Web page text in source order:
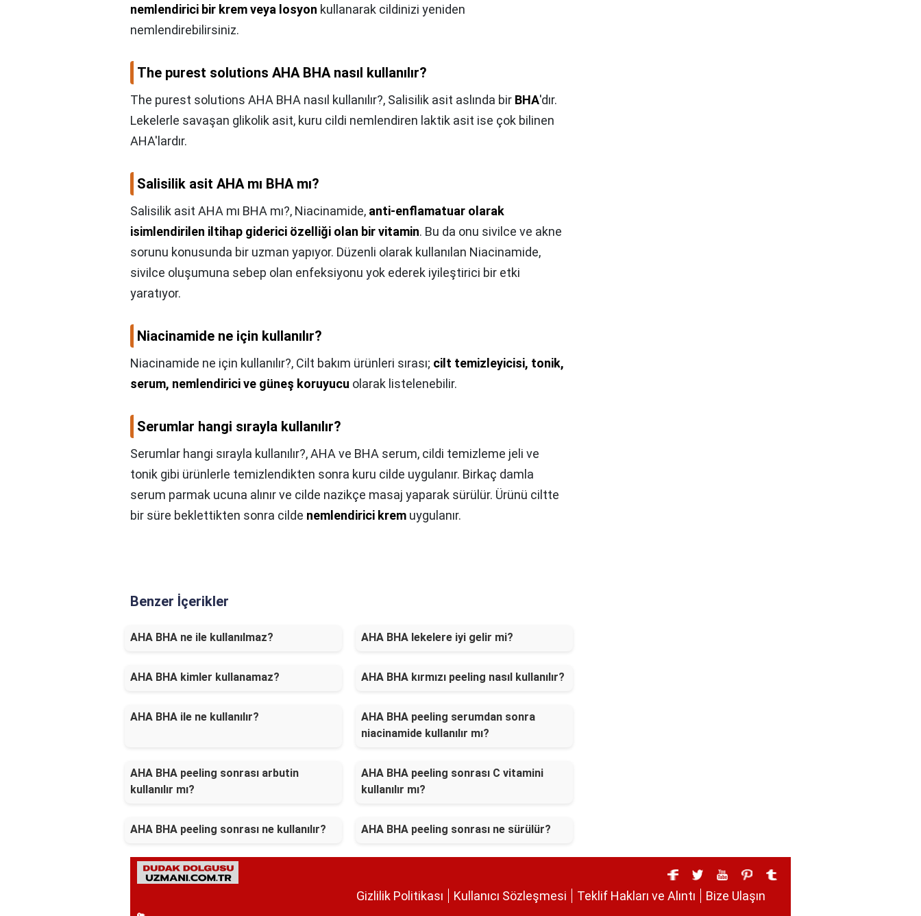
nemlendirici bir krem veya losyon kullanarak cildinizi yeniden
nemlendirebilirsiniz.
The purest solutions AHA BHA nasıl kullanılır?
The purest solutions AHA BHA nasıl kullanılır?, Salisilik asit aslında bir BHA'dır.
Lekelerle savaşan glikolik asit, kuru cildi nemlendiren laktik asit ise çok bilinen
AHA'lardır.
Salisilik asit AHA mı BHA mı?
Salisilik asit AHA mı BHA mı?, Niacinamide, anti-enflamatuar olarak
isimlendirilen iltihap giderici özelliği olan bir vitamin. Bu da onu sivilce ve akne
sorunu konusunda bir uzman yapıyor. Düzenli olarak kullanılan Niacinamide,
sivilce oluşumuna sebep olan enfeksiyonu yok ederek iyileştirici bir etki
yaratıyor.
Niacinamide ne için kullanılır?
Niacinamide ne için kullanılır?, Cilt bakım ürünleri sırası; cilt temizleyicisi, tonik,
serum, nemlendirici ve güneş koruyucu olarak listelenebilir.
Serumlar hangi sırayla kullanılır?
Serumlar hangi sırayla kullanılır?,AHA ve BHA serum, cildi temizleme jeli ve
tonik gibi ürünlerle temizlendikten sonra kuru cilde uygulanır. Birkaç damla
serum parmak ucuna alınır ve cilde nazikçe masaj yaparak sürülür. Ürünü ciltte
bir süre beklettikten sonra cilde nemlendirici krem uygulanır.
Benzer İçerikler
AHA BHA ne ile kullanılmaz? AHA BHA lekelere iyi gelir mi?
AHA BHA kimler kullanamaz? AHA BHA kırmızı peeling nasıl kullanılır?
AHA BHA ile ne kullanılır?
AHA BHA peeling serumdan sonra
niacinamide kullanılır mı?
AHA BHA peeling sonrası arbutin
kullanılır mı?
AHA BHA peeling sonrası C vitamini
kullanılır mı?
AHA BHA peeling sonrası ne kullanılır? AHA BHA peeling sonrası ne sürülür?
Gizlilik Politikası Kullanıcı Sözleşmesi Teklif Hakları ve Alıntı Bize Ulaşın